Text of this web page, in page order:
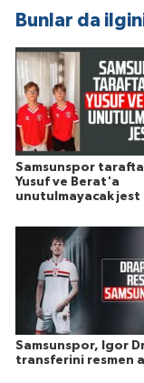
Bunlar da
Samsunspor
Yusuf ve Berat'a
unutulmayacak jest
Samsunspor, Igor
transferini resmen